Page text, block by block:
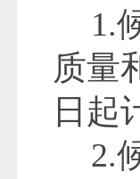
1.
质量
日起
2.